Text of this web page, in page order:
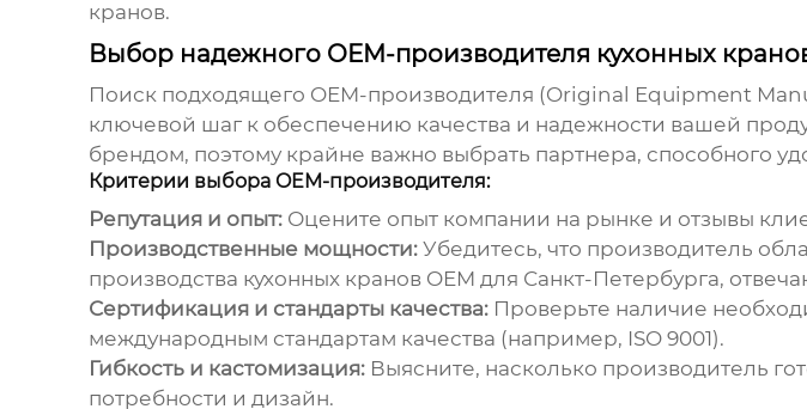
кранов.
Выбор надежного OEM-производителя кухонных
Поиск подходящего OEM-производителя (Original Equipment
ключевой шаг к обеспечению качества и надежности вашей
брендом, поэтому крайне важно выбрать партнера, способного
Критерии выбора OEM-производителя:
Репутация и опыт:Оцените опыт компании на рынке и отзывы
Производственные мощности:Убедитесь, что производитель
производства кухонных кранов OEM для Санкт-Петербурга,
Сертификация и стандарты качества:Проверьте наличие
международным стандартам качества (например, ISO 9001).
Гибкость и кастомизация:Выясните, насколько производитель
потребности и дизайн.